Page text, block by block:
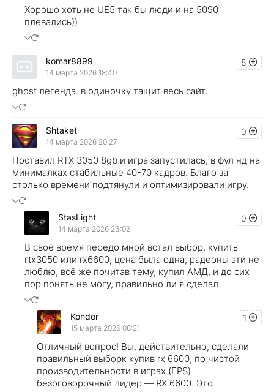
Хорошо хоть не UE5 так бы люди и на 5090
плевались))
8
komar8899
14 марта 2026 18:40
ghost легенда. в одиночку тащит весь сайт.
0
Shtaket
14 марта 2026 20:27
Поставил RTX 3050 8gb и игра запустилась, в фул нд на
минималках стабильные 40-70 кадров. Благо за
столько времени подтянули и оптимизировали игру.
0
StasLight
14 марта 2026 23:02
В своё время передо мной встал выбор, купить
rtx3050 или rx6600, цена была одна, радеоны эти не
люблю, всё же почитав тему, купил АМД, и до сих
пор понять не могу, правильно ли я сделал
1
Kondor
15 марта 2026 08:21
Отличный вопрос! Вы, действительно, сделали
правильный выборк купив rx 6600, по чистой
производительности в играх (FPS)
безоговорочный лидер — RX 6600. Это